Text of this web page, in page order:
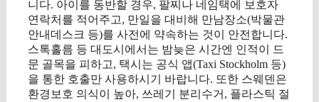
니다. 아이를 동반할 경우, 팔찌나 네임택에 보호자
연락처를 적어주고, 만일을 대비해 만남장소(박물관
안내데스크 등)를 사전에 약속하는 것이 안전합니다.
스톡홀름 등 대도시에서는 밤늦은 시간엔 인적이 드
문 골목을 피하고, 택시는 공식 앱(Taxi Stockholm 등)
을 통한 호출만 사용하시기 바랍니다. 또한 스웨덴은
환경보호 의식이 높아, 쓰레기 분리수거, 플라스틱 절